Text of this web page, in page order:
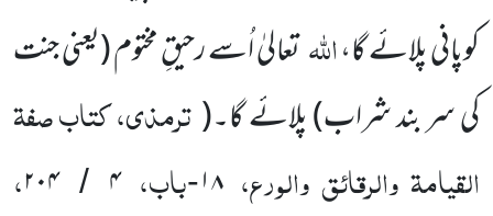
کوپانی پلائے گا،اللّٰہتعالیٰ اُسے رحیقِ مختوم(یعنی جنت
کی سر بند شراب)پلائے گا۔(ترمذی، کتاب صفۃ
القیامۃ والرقائق والورع، ۱۸-باب، ۴ /۲۰۴،